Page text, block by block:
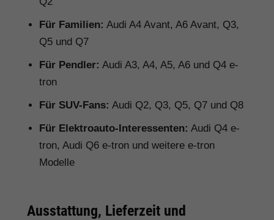
Für Familien: Audi A4 Avant, A6 Avant, Q3,
Q5 und Q7
Für Pendler: Audi A3, A4, A5, A6 und Q4 e-
tron
Für SUV-Fans: Audi Q2, Q3, Q5, Q7 und Q8
Für Elektroauto-Interessenten: Audi Q4 e-
tron, Audi Q6 e-tron und weitere e-tron
Modelle
Ausstattung, Lieferzeit und